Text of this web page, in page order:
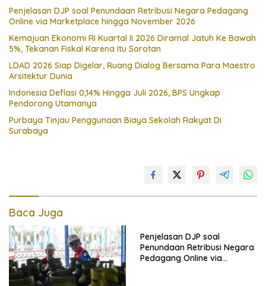
Penjelasan DJP soal Penundaan Retribusi Negara Pedagang
Online via Marketplace hingga November 2026
Kemajuan Ekonomi RI Kuartal II 2026 Diramal Jatuh Ke Bawah
5%, Tekanan Fiskal Karena Itu Sorotan
LDAD 2026 Siap Digelar, Ruang Dialog Bersama Para Maestro
Arsitektur Dunia
Indonesia Deflasi 0,14% Hingga Juli 2026, BPS Ungkap
Pendorong Utamanya
Purbaya Tinjau Penggunaan Biaya Sekolah Rakyat Di
Surabaya
Baca Juga
Penjelasan DJP soal
Penundaan Retribusi Negara
Pedagang Online via